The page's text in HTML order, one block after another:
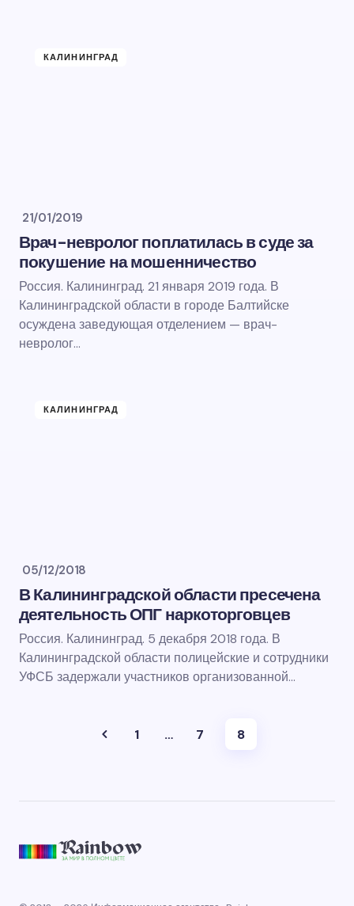
КАЛИНИНГРАД
21/01/2019
Врач-невролог поплатилась в суде за
покушение на мошенничество
Россия. Калининград. 21 января 2019 года. В
Калининградской области в городе Балтийске
осуждена заведующая отделением — врач-
невролог…
КАЛИНИНГРАД
05/12/2018
В Калининградской области пресечена
деятельность ОПГ наркоторговцев
Россия. Калининград. 5 декабря 2018 года. В
Калининградской области полицейские и сотрудники
УФСБ задержали участников организованной…
1 … 7 8